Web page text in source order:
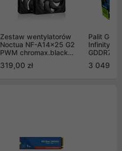
Zestaw wentylatorów
Noctua NF-A14x25 G2
PWM chromax.black
Push Pull (2szt)
319,00 zł
Palit
Infinity 3
GDDR7
GB2050S)
3 049,00